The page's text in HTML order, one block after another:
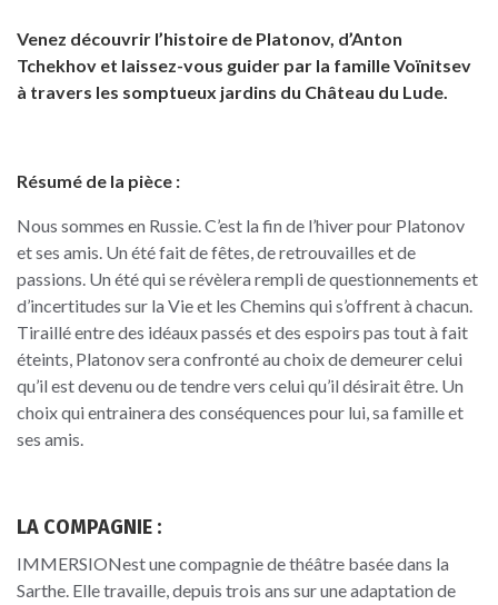
Venez découvrir l’histoire de Platonov, d’Anton
Tchekhov et laissez-vous guider par la famille Voïnitsev
à travers les somptueux jardins du Château du Lude.
Résumé de la pièce :
Nous sommes en Russie. C’est la fin de l’hiver pour Platonov
et ses amis. Un été fait de fêtes, de retrouvailles et de
passions. Un été qui se révèlera rempli de questionnements et
d’incertitudes sur la Vie et les Chemins qui s’offrent à chacun.
Tiraillé entre des idéaux passés et des espoirs pas tout à fait
éteints, Platonov sera confronté au choix de demeurer celui
qu’il est devenu ou de tendre vers celui qu’il désirait être. Un
choix qui entrainera des conséquences pour lui, sa famille et
ses amis.
LA COMPAGNIE :
IMMERSIONest une compagnie de théâtre basée dans la
Sarthe. Elle travaille, depuis trois ans sur une adaptation de